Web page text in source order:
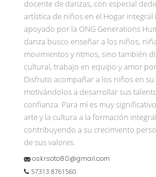
docente de danzas, con especial
artística de niños en el Hogar integral
apoyado por la ONG Generations
danza busco enseñar a los niños,
movimientos y ritmos, sino también
cultural, trabajo en equipo y amor
Disfruto acompañar a los niños en
motivándolos a desarrollar sus
confianza. Para mí es muy
arte y la cultura a la formación
contribuyendo a su crecimiento
de sus valores.
oskrsoto80@gmail.com
57313 8761560